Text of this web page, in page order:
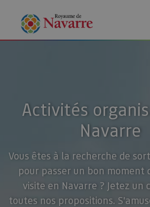
Activités
Navarre
Vous êtes à la recherche de
pour passer un bon moment
visite en Navarre ? Jetez un
toutes nos propositions.